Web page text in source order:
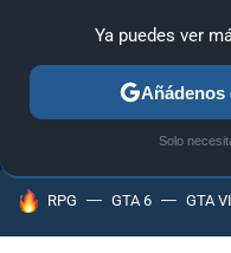
ANÁLISIS GUÍAS Y
HOY SE HABLA DE
RPG GTA 6 GTA VI
Ya puedes ver
Añádenos
Solo